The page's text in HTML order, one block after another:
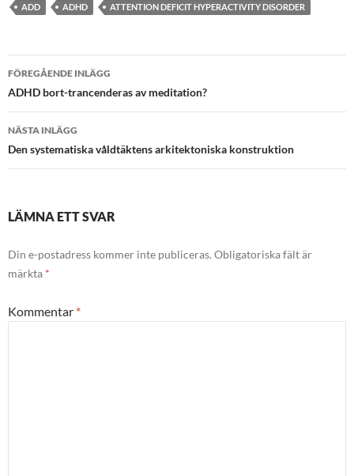
ADD ADHD ATTENTION DEFICIT HYPERACTIVITY DISORDER
Inläggsnavigering
FÖREGÅENDE INLÄGG
ADHD bort-trancenderas av meditation?
NÄSTA INLÄGG
Den systematiska våldtäktens arkitektoniska konstruktion
LÄMNA ETT SVAR
Din e-postadress kommer inte publiceras. Obligatoriska fält är
märkta *
Kommentar *